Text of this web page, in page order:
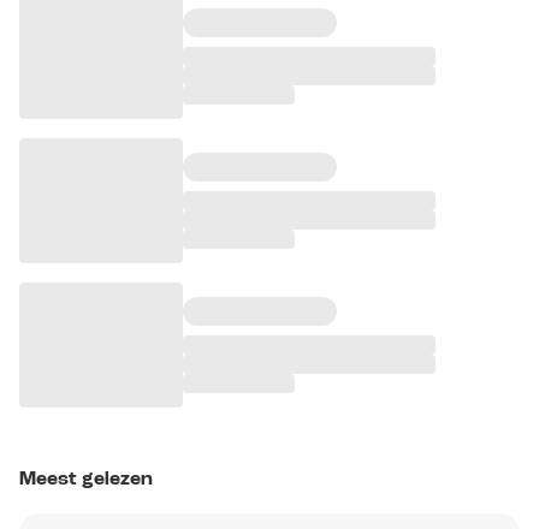
Meest gelezen